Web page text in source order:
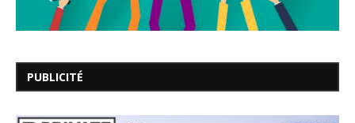
PUBLICITÉ